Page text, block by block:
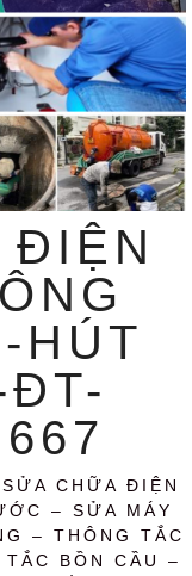
ĐIỆN
HÚT
ĐT-
CHỮA ĐIỆN
– SỬA MÁY
– THÔNG TẮC
BỒN CẦU –